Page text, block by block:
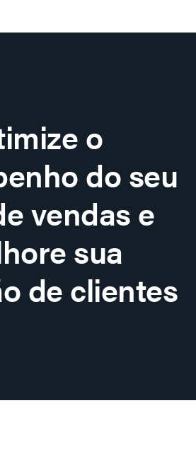
o
do seu
vendas e
sua
de clientes